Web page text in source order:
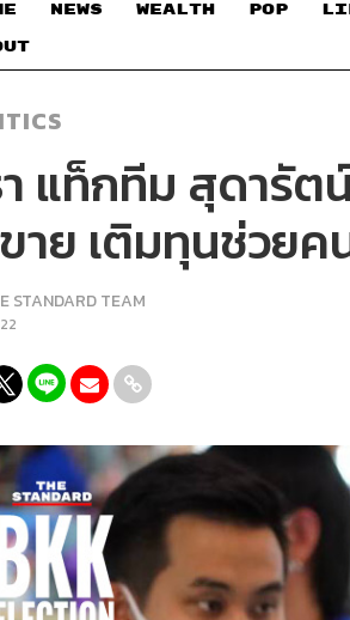
NEWS WEALTH POP
แท็กทีม สุดารัต
าย เติมทุนช่วย
STANDARD TEAM